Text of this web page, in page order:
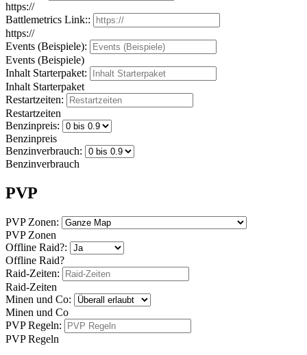
https://
Battlemetrics Link::
https://
Events (Beispiele):
Events (Beispiele)
Inhalt Starterpaket:
Inhalt Starterpaket
Restartzeiten:
Restartzeiten
Benzinpreis:
Benzinpreis
Benzinverbrauch:
Benzinverbrauch
PVP
PVP Zonen:
PVP Zonen
Offline Raid?:
Offline Raid?
Raid-Zeiten:
Raid-Zeiten
Minen und Co:
Minen und Co
PVP Regeln:
PVP Regeln